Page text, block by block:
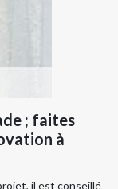
; faites
à
il est conseillé